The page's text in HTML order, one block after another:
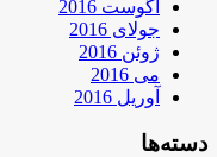
آگوست 2016
جولای 2016
ژوئن 2016
می 2016
آوریل 2016
دسته‌ها